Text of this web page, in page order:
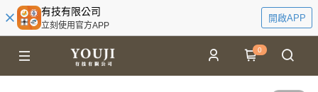
有技有限公司
立刻使用官方APP
開啟APP
0